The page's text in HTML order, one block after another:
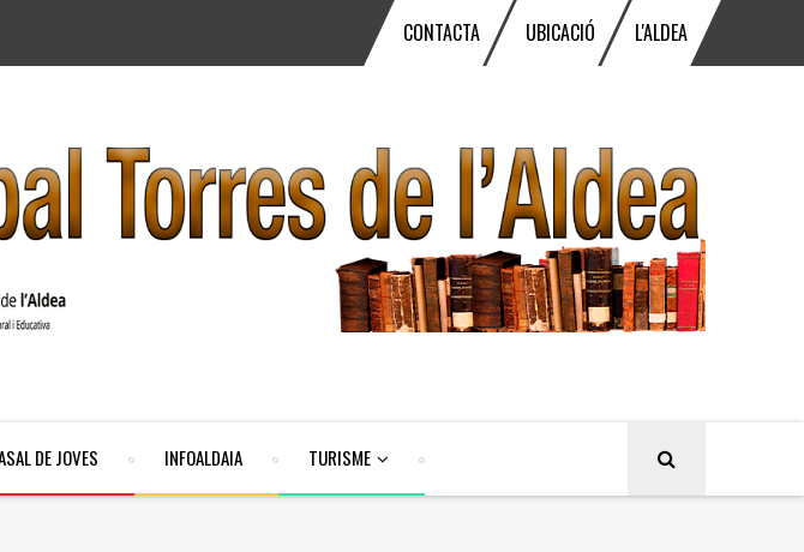
CONTACTA UBICACIÓ L'ALDEA
DE JOVES INFOALDAIA TURISME